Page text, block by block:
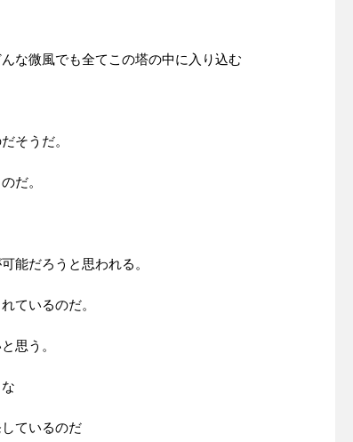
な微風でも全てこの塔の中に入り込む
そうだ。
だ。
能だろうと思われる。
ているのだ。
思う。
ているのだ